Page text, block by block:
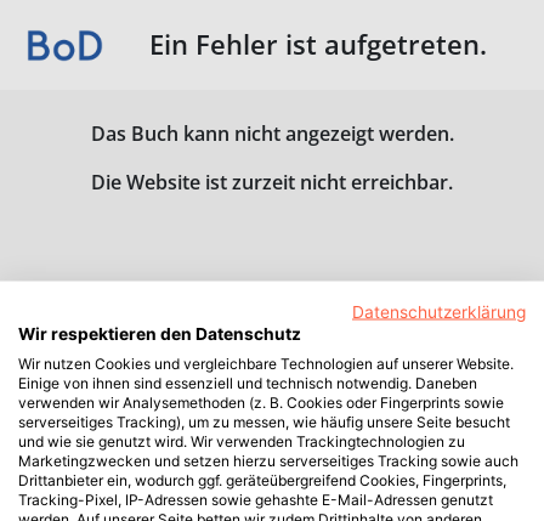
Ein Fehler ist aufgetreten.
Das Buch kann nicht angezeigt werden.
Die Website ist zurzeit nicht erreichbar.
Datenschutzerklärung
Wir respektieren den Datenschutz
Wir nutzen Cookies und vergleichbare Technologien auf unserer Website.
Einige von ihnen sind essenziell und technisch notwendig. Daneben
verwenden wir Analysemethoden (z. B. Cookies oder Fingerprints sowie
serverseitiges Tracking), um zu messen, wie häufig unsere Seite besucht
und wie sie genutzt wird. Wir verwenden Trackingtechnologien zu
Marketingzwecken und setzen hierzu serverseitiges Tracking sowie auch
Drittanbieter ein, wodurch ggf. geräteübergreifend Cookies, Fingerprints,
Tracking-Pixel, IP-Adressen sowie gehashte E-Mail-Adressen genutzt